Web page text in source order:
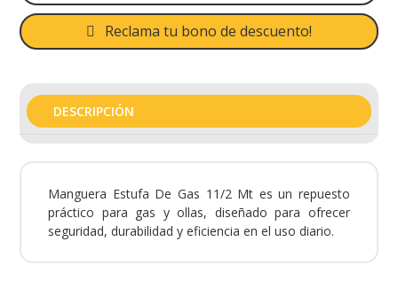
Reclama tu bono de descuento!
DESCRIPCIÓN
Manguera Estufa De Gas 11/2 Mt es un repuesto
práctico para gas y ollas, diseñado para ofrecer
seguridad, durabilidad y eficiencia en el uso diario.